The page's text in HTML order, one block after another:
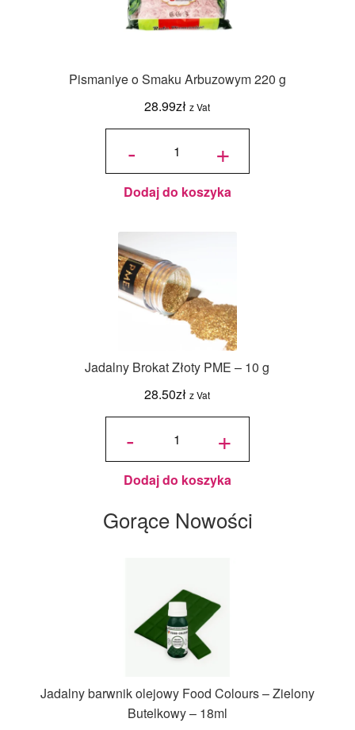
Pismaniye o Smaku Arbuzowym 220 g
28.99zł z Vat
-
ilość
Arbuzowym
220 g +
Dodaj do koszyka
Jadalny Brokat Złoty PME – 10 g
28.50zł z Vat
-
ilość
Złoty
PME -
10 g +
Dodaj do koszyka
Gorące Nowości
Jadalny barwnik olejowy Food Colours – Zielony
Butelkowy – 18ml